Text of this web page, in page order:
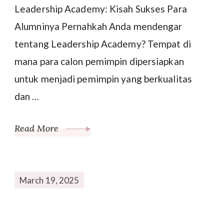
Leadership Academy: Kisah Sukses Para
Alumninya Pernahkah Anda mendengar
tentang Leadership Academy? Tempat di
mana para calon pemimpin dipersiapkan
untuk menjadi pemimpin yang berkualitas
dan …
Read More
March 19, 2025